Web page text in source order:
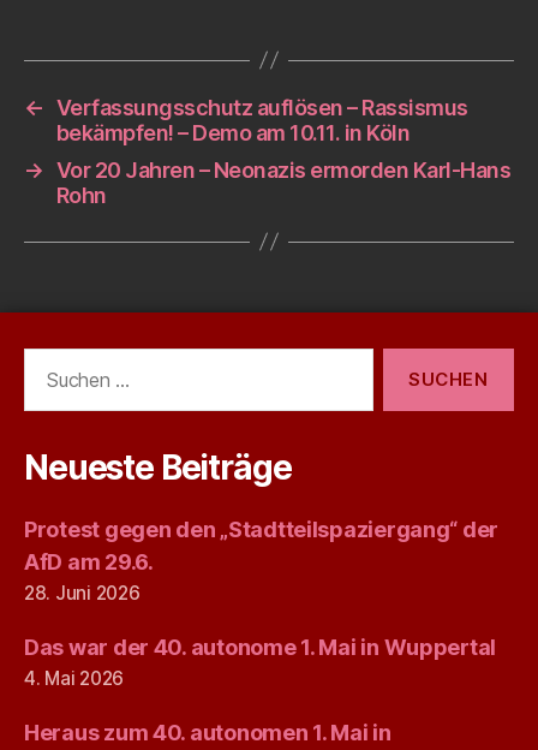
← Verfassungsschutz auflösen – Rassismus
bekämpfen! – Demo am 10.11. in Köln
→ Vor 20 Jahren – Neonazis ermorden Karl-Hans
Rohn
nach:
Neueste Beiträge
Protest gegen den „Stadtteilspaziergang“ der
AfD am 29.6.
28. Juni 2026
Das war der 40. autonome 1. Mai in Wuppertal
4. Mai 2026
Heraus zum 40. autonomen 1. Mai in